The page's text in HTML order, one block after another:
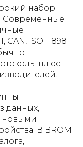
набор
Современные
ISO 11898
плюс
данных,
новыми
В BROM